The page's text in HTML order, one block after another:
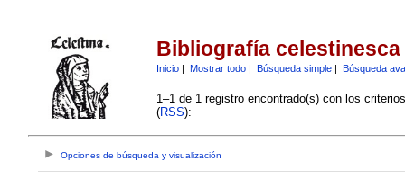
Bibliografía celestinesca
Inicio| Mostrar todo| Búsqueda simple| Búsqueda
1–1 de 1 registro encontrado(s) con los
(RSS):
Opciones de búsqueda y visualización